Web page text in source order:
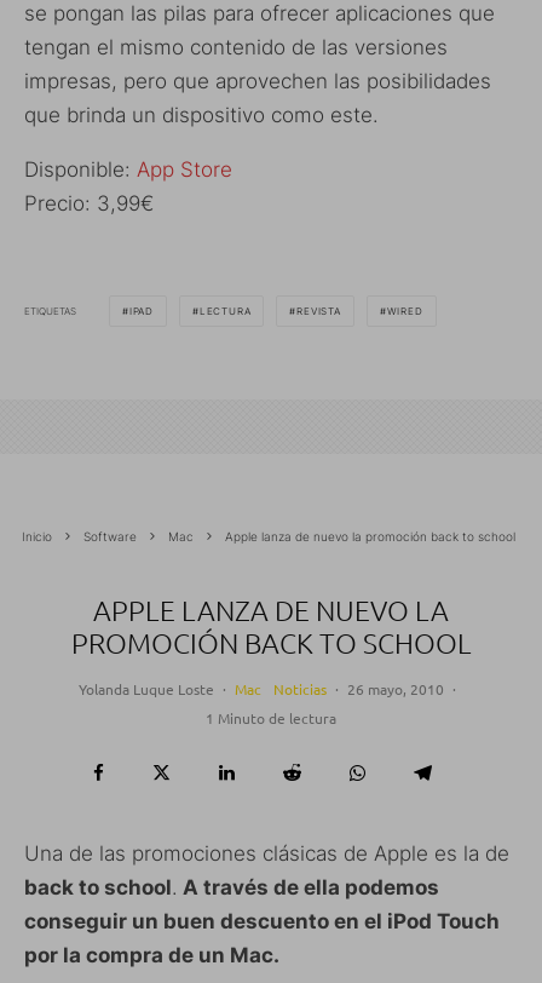
se pongan las pilas para ofrecer aplicaciones que
tengan el mismo contenido de las versiones
impresas, pero que aprovechen las posibilidades
que brinda un dispositivo como este.
Disponible: App Store
Precio: 3,99€
ETIQUETAS IPAD LECTURA REVISTA WIRED
Inicio Software Mac Apple lanza de nuevo la promoción back to school
APPLE LANZA DE NUEVO LA
PROMOCIÓN BACK TO SCHOOL
Yolanda Luque Loste · Mac Noticias · 26 mayo, 2010 ·
1 Minuto de lectura
Una de las promociones clásicas de Apple es la de
back to school. A través de ella podemos
conseguir un buen descuento en el iPod Touch
por la compra de un Mac.